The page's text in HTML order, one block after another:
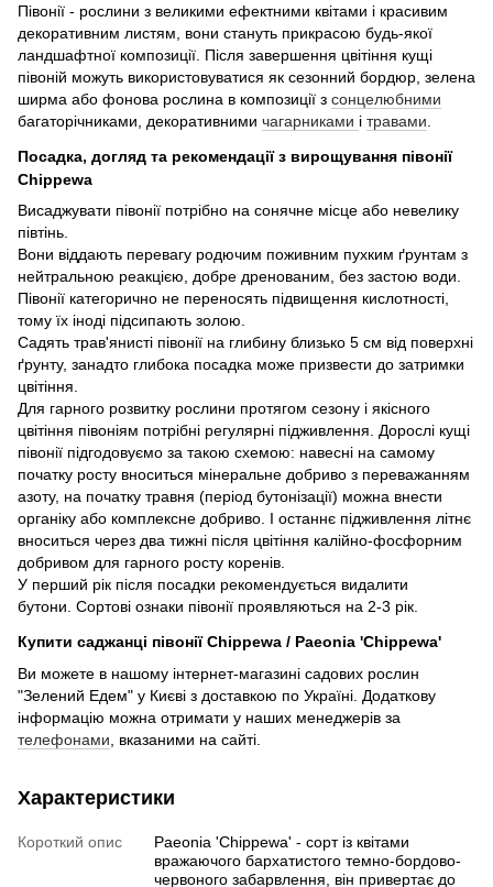
Півонії - рослини з великими ефектними квітами і красивим
декоративним листям, вони стануть прикрасою будь-якої
ландшафтної композиції. Після завершення цвітіння кущі
півоній можуть використовуватися як сезонний бордюр, зелена
ширма або фонова рослина в композиції з сонцелюбними
багаторічниками, декоративними чагарниками і травами
Посадка, догляд та рекомендації з вирощування півонії
Chippewa
Висаджувати півонії потрібно на сонячне місце або невелику
півтінь.
Вони віддають перевагу родючим поживним пухким ґрунтам з
нейтральною реакцією, добре дренованим, без застою води.
Півонії категорично не переносять підвищення кислотності,
тому їх іноді підсипають золою.
Садять трав'янисті півонії на глибину близько 5 см від поверхні
ґрунту, занадто глибока посадка може призвести до затримки
цвітіння.
Для гарного розвитку рослини протягом сезону і якісного
цвітіння півоніям потрібні регулярні підживлення. Дорослі кущі
півонії підгодовуємо за такою схемою: навесні на самому
початку росту вноситься мінеральне добриво з переважанням
азоту, на початку травня (період бутонізації) можна внести
органіку або комплексне добриво. І останнє підживлення літнє
вноситься через два тижні після цвітіння калійно-фосфорним
добривом для гарного росту коренів.
У перший рік після посадки рекомендується видалити
бутони. Сортові ознаки півонії проявляються на 2-3 рік.
Купити саджанці півонії Chippewa / Paeonia 'Chippewa'
Ви можете в нашому інтернет-магазині садових рослин
"Зелений Едем" у Києві з доставкою по Україні. Додаткову
інформацію можна отримати у наших менеджерів за
телефонами , вказаними на сайті.
Характеристики
Короткий опис
Paeonia 'Chippewa' - сорт із квітами
вражаючого бархатистого темно-бордово-
червоного забарвлення, він привертає до